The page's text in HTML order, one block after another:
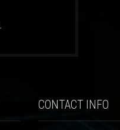
CONTACT INFO